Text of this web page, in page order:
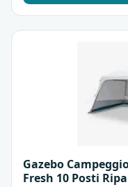
Gazebo
Fresh 10 Posti